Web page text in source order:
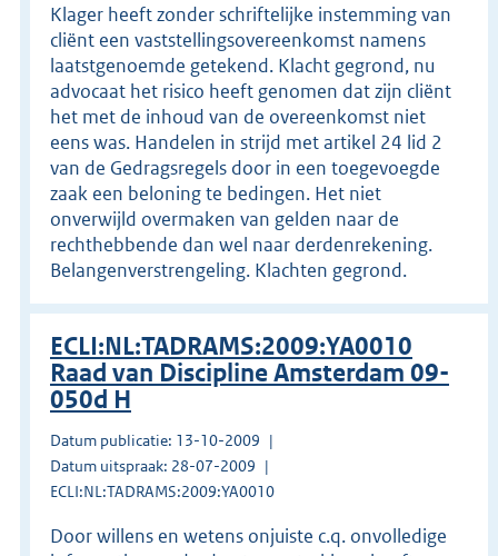
Klager heeft zonder schriftelijke instemming van
cliënt een vaststellingsovereenkomst namens
laatstgenoemde getekend. Klacht gegrond, nu
advocaat het risico heeft genomen dat zijn cliënt
het met de inhoud van de overeenkomst niet
eens was. Handelen in strijd met artikel 24 lid 2
van de Gedragsregels door in een toegevoegde
zaak een beloning te bedingen. Het niet
onverwijld overmaken van gelden naar de
rechthebbende dan wel naar derdenrekening.
Belangenverstrengeling. Klachten gegrond.
ECLI:NL:TADRAMS:2009:YA0010
Raad van Discipline Amsterdam 09-
050d H
Datum publicatie: 13-10-2009
Datum uitspraak: 28-07-2009
ECLI:NL:TADRAMS:2009:YA0010
Door willens en wetens onjuiste c.q. onvolledige